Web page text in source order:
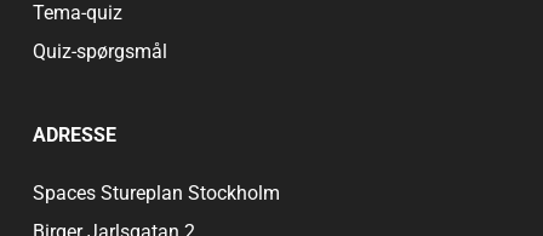
Tema-quiz
Quiz-spørgsmål
ADRESSE
Spaces Stureplan Stockholm